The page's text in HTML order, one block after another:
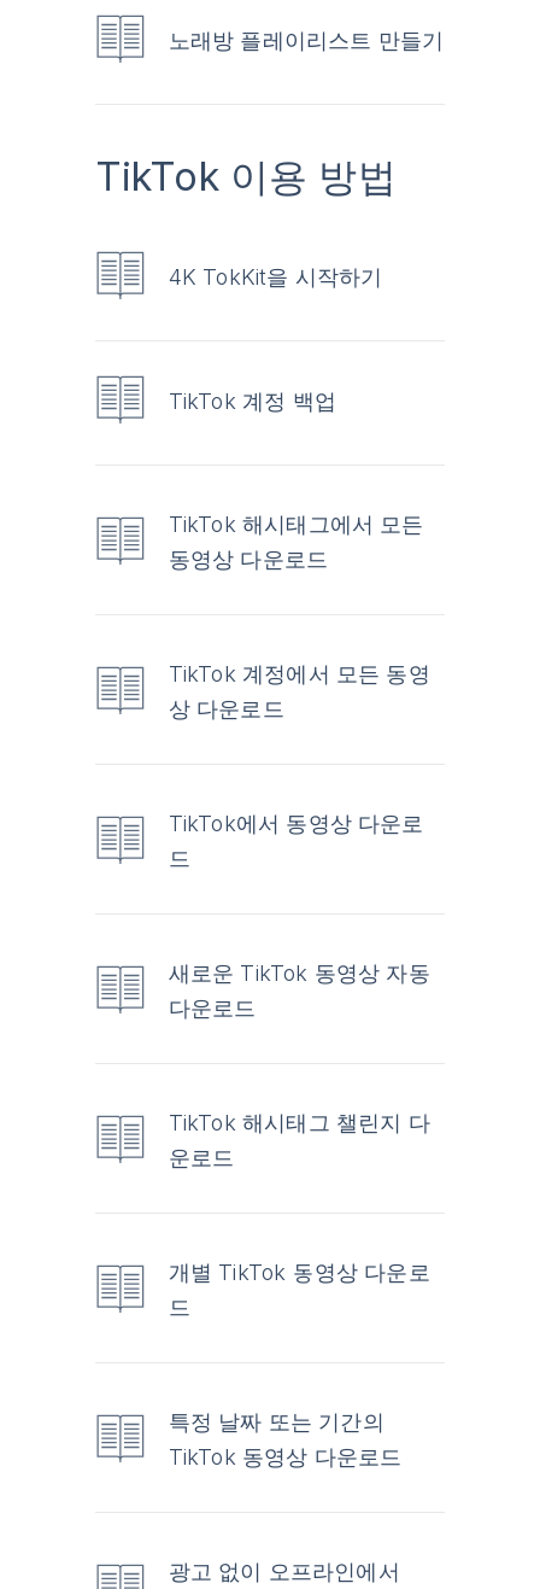
노래방 플레이리스트 만들기
TikTok 이용 방법
4K TokKit을 시작하기
TikTok 계정 백업
TikTok 해시태그에서 모든
동영상 다운로드
TikTok 계정에서 모든 동영
상 다운로드
TikTok에서 동영상 다운로
드
새로운 TikTok 동영상 자동
다운로드
TikTok 해시태그 챌린지 다
운로드
개별 TikTok 동영상 다운로
드
특정 날짜 또는 기간의
TikTok 동영상 다운로드
광고 없이 오프라인에서